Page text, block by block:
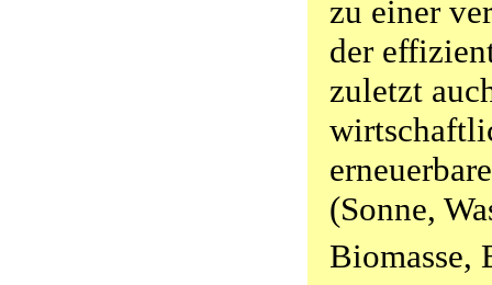
zu einer
der
zuletzt
(Sonne,
Biomasse,